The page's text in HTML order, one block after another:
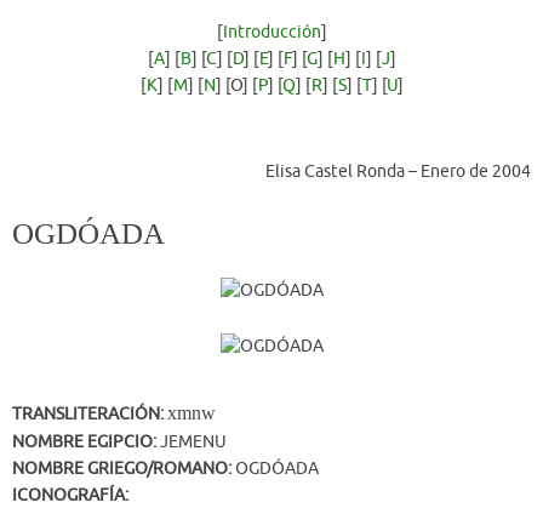
[Introducción]
[A] [B] [C] [D] [E] [F] [G] [H] [I] [J]
[K] [M] [N] [O] [P] [Q] [R] [S] [T] [U]
Elisa Castel Ronda – Enero de 2004
OGDÓADA
TRANSLITERACIÓN:xmnw
NOMBRE EGIPCIO:JEMENU
NOMBRE GRIEGO/ROMANO:OGDÓADA
ICONOGRAFÍA: